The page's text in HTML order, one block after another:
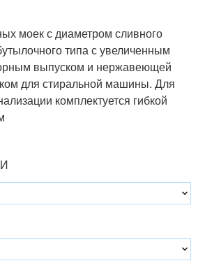
моек с диаметром сливного
типа с увеличенным
выпуском и нержавеющей
для стиральной машины. Для
комплектуется гибкой